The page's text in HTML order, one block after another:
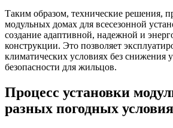
Таким образом, технические решения,
модульных домах для всесезонной
создание адаптивной, надежной и
конструкции. Это позволяет
климатических условиях без снижения
безопасности для жильцов.
Процесс установки
разных погодных